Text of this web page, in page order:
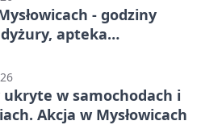
- godziny
apteka
ukryte w samochodach i
Akcja w Mysłowicach